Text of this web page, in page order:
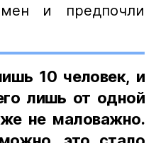
и предпочли
10 человек, и
лишь от одной
не маловажно.